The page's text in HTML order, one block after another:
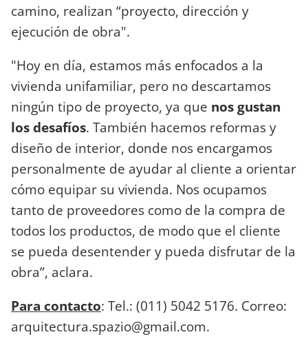
camino, realizan “proyecto, dirección y
ejecución de obra".
"Hoy en día, estamos más enfocados a la
vivienda unifamiliar, pero no descartamos
ningún tipo de proyecto, ya que nos gustan
los desafíos. También hacemos reformas y
diseño de interior, donde nos encargamos
personalmente de ayudar al cliente a orientar
cómo equipar su vivienda. Nos ocupamos
tanto de proveedores como de la compra de
todos los productos, de modo que el cliente
se pueda desentender y pueda disfrutar de la
obra”, aclara.
Para contacto: Tel.: (011) 5042 5176. Correo:
arquitectura.spazio@gmail.com.